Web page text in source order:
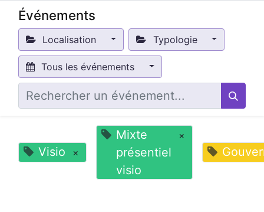
Événements
Localisation Typologie
Tous les événements
Visio ×
Mixte
présentiel
visio
×